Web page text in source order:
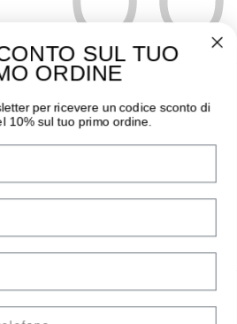
GUIDA ALL’ACQUISTO
Pagamenti
Sostituzioni e Resi
Guida Taglie
LEGAL AREA
SUL TUO
ORDINE
per ricevere un codice sconto di
10% sul tuo primo ordine.